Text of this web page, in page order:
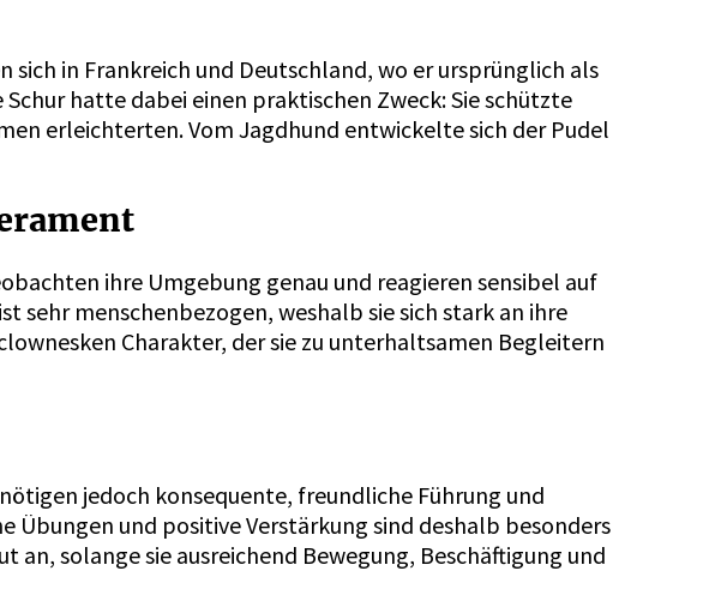
sich in Frankreich und Deutschland, wo er ursprünglich als
hatte dabei einen praktischen Zweck: Sie schützte
erleichterten. Vom Jagdhund entwickelte sich der Pudel
ihre Umgebung genau und reagieren sensibel auf
sehr menschenbezogen, weshalb sie sich stark an ihre
Charakter, der sie zu unterhaltsamen Begleitern
jedoch konsequente, freundliche Führung und
Übungen und positive Verstärkung sind deshalb besonders
an, solange sie ausreichend Bewegung, Beschäftigung und